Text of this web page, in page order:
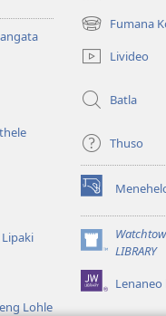
Lohle
Fumana
(opens
new
window)
Livideo
Batla
Thuso
(opens
new
window)
LIBRARY
(opens
new
window)Lenaneo